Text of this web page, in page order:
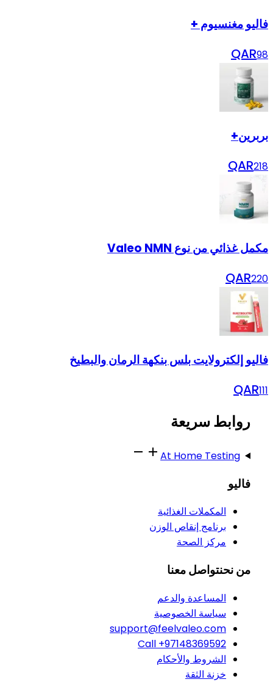
فاليو مغنسيوم +
QAR98
بربرين+
QAR218
مكمل غذائي من نوع Valeo NMN
QAR220
فاليو إلكترولايت بلس بنكهة الرمان والبطيخ
QAR111
روابط سريعة
At Home Testing
فاليو
المكملات الغذائية
برنامج إنقاص الوزن
مركز الصحة
من نحنتواصل معنا
المساعدة والدعم
سياسة الخصوصية
support@feelvaleo.com
Call +97148369592
الشروط والأحكام
خزنة الثقة